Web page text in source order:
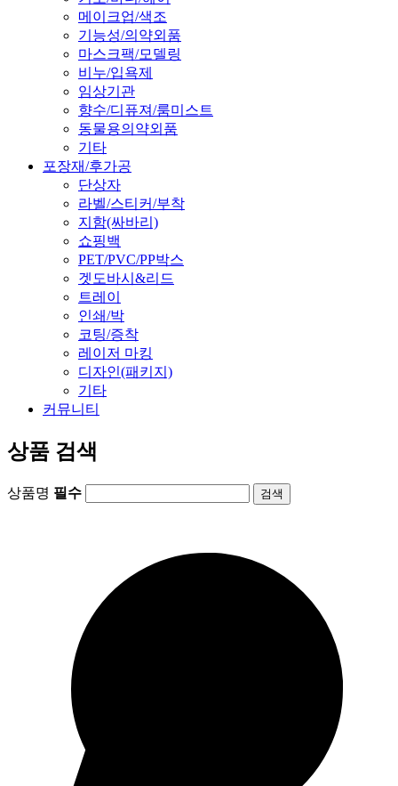
메이크업/색조
기능성/의약외품
마스크팩/모델링
비누/입욕제
임상기관
향수/디퓨져/룸미스트
동물용의약외품
기타
포장재/후가공
단상자
라벨/스티커/부착
지함(싸바리)
쇼핑백
PET/PVC/PP박스
겟도바시&리드
트레이
인쇄/박
코팅/증착
레이저 마킹
디자인(패키지)
기타
커뮤니티
상품 검색
상품명 필수